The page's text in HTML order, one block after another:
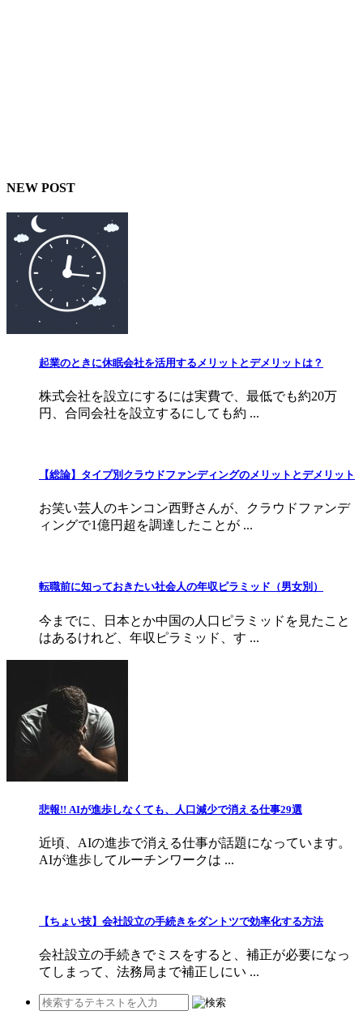
NEW POST
起業のときに休眠会社を活用するメリットとデメリットは？
株式会社を設立にするには実費で、最低でも約20万
円、合同会社を設立するにしても約 ...
【総論】タイプ別クラウドファンディングのメリットとデメリット
お笑い芸人のキンコン西野さんが、クラウドファンデ
ィングで1億円超を調達したことが ...
転職前に知っておきたい社会人の年収ピラミッド（男女別）
今までに、日本とか中国の人口ピラミッドを見たこと
はあるけれど、年収ピラミッド、す ...
悲報!! AIが進歩しなくても、人口減少で消える仕事29選
近頃、AIの進歩で消える仕事が話題になっています。
AIが進歩してルーチンワークは ...
【ちょい技】会社設立の手続きをダントツで効率化する方法
会社設立の手続きでミスをすると、補正が必要になっ
てしまって、法務局まで補正しにい ...